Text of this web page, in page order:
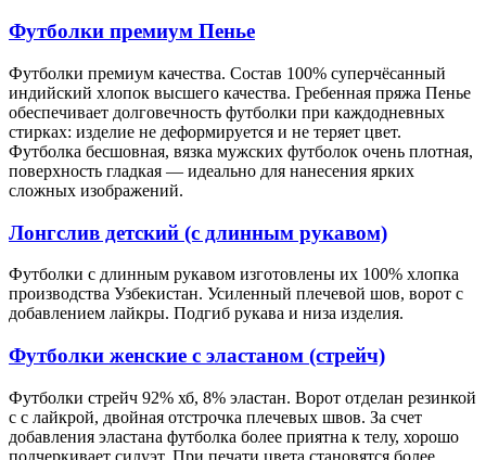
Футболки премиум Пенье
Футболки премиум качества. Состав 100% суперчёсанный
индийский хлопок высшего качества. Гребенная пряжа Пенье
обеспечивает долговечность футболки при каждодневных
стирках: изделие не деформируется и не теряет цвет.
Футболка бесшовная, вязка мужских футболок очень плотная,
поверхность гладкая — идеально для нанесения ярких
сложных изображений.
Лонгслив детский (с длинным рукавом)
Футболки с длинным рукавом изготовлены их 100% хлопка
производства Узбекистан. Усиленный плечевой шов, ворот с
добавлением лайкры. Подгиб рукава и низа изделия.
Футболки женские с эластаном (стрейч)
Футболки стрейч 92% хб, 8% эластан. Ворот отделан резинкой
с с лайкрой, двойная отстрочка плечевых швов. За счет
добавления эластана футболка более приятна к телу, хорошо
подчеркивает силуэт. При печати цвета становятся более